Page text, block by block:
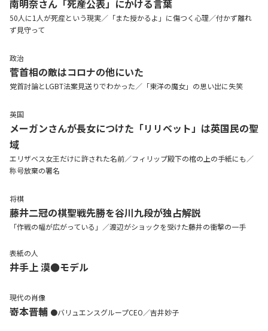
南明奈さん「死産公表」にかける言葉
50人に1人が死産という現実／「また授かるよ」に傷つく心理／付かず離れ
ず見守って
政治
菅首相の敵はコロナの他にいた
党首討論とLGBT法案見送りでわかった／「東洋の魔女」の思い出に失笑
英国
メーガンさんが長女につけた「リリベット」は英国民の聖
域
エリザベス女王だけに許された名前／フィリップ殿下の棺の上の手紙にも／
称号放棄の署名
将棋
藤井二冠の棋聖戦先勝を谷川九段が独占解説
「作戦の幅が広がっている」／渡辺がショックを受けた藤井の衝撃の一手
表紙の人
井手上 漠●モデル
現代の肖像
嵜本晋輔 ●バリュエンスグループCEO／吉井妙子